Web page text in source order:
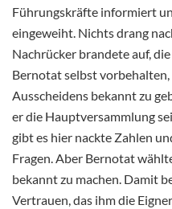
Führungskräfte informiert
eingeweiht. Nichts drang
Nachrücker brandete auf,
Bernotat selbst
Ausscheidens bekannt zu
er die Hauptversammlung
gibt es hier nackte Zahlen
Fragen. Aber Bernotat
bekannt zu machen. Damit
Vertrauen, das ihm die